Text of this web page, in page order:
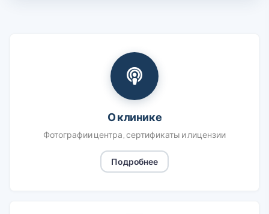
О клинике
Фотографии центра, сертификаты и лицензии
Подробнее